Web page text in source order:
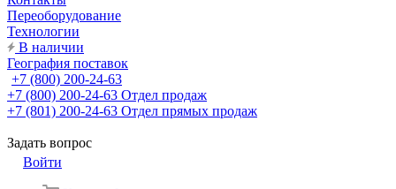
Переоборудование
Технологии
В наличии
География поставок
+7 (800) 200-24-63
+7 (800) 200-24-63 Отдел продаж
+7 (801) 200-24-63 Отдел прямых продаж
Задать вопрос
Войти